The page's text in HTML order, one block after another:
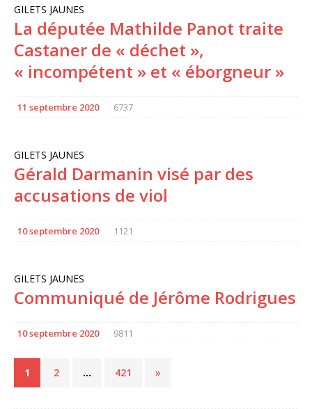
GILETS JAUNES
La députée Mathilde Panot traite
Castaner de « déchet »,
« incompétent » et « éborgneur »
11 septembre 2020 6737
GILETS JAUNES
Gérald Darmanin visé par des
accusations de viol
10 septembre 2020 1121
GILETS JAUNES
Communiqué de Jérôme Rodrigues
10 septembre 2020 9811
1 2 … 421 »